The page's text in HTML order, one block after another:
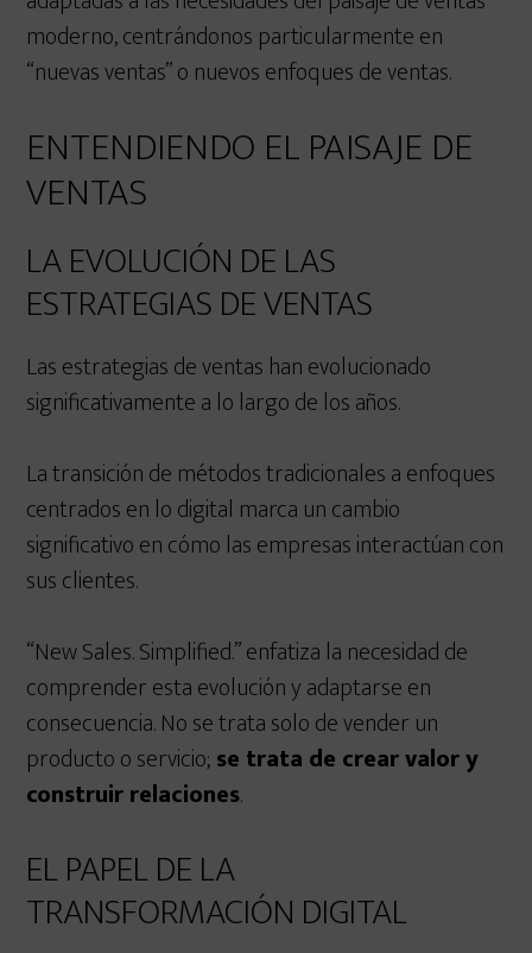
moderno, centrándonos particularmente en
“nuevas ventas” o nuevos enfoques de ventas.
ENTENDIENDO EL PAISAJE DE
VENTAS
LA EVOLUCIÓN DE LAS
ESTRATEGIAS DE VENTAS
Las estrategias de ventas han evolucionado
significativamente a lo largo de los años.
La transición de métodos tradicionales a enfoques
centrados en lo digital marca un cambio
significativo en cómo las empresas interactúan con
sus clientes.
“New Sales. Simplified.” enfatiza la necesidad de
comprender esta evolución y adaptarse en
consecuencia. No se trata solo de vender un
producto o servicio;se trata de crear valor y
construir relaciones.
EL PAPEL DE LA
TRANSFORMACIÓN DIGITAL